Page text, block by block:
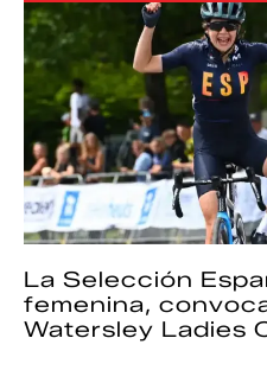
La Selección
femenina,
Watersley Ladies